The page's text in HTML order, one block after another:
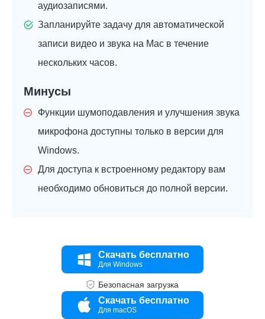
аудиозаписями.
Запланируйте задачу для автоматической
записи видео и звука на Mac в течение
нескольких часов.
Минусы
Функции шумоподавления и улучшения звука
микрофона доступны только в версии для
Windows.
Для доступа к встроенному редактору вам
необходимо обновиться до полной версии.
Скачать бесплатно
Для Windows
Безопасная загрузка
Скачать бесплатно
Для macOS